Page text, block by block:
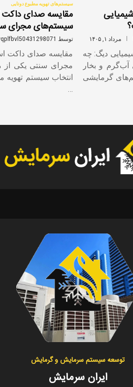
مرداد ۱, ۱۴۰۵
دیگ: چه
و بخار
گرمایشی
سیستم‌های تهویه مطبوع دوتایی
مقایسه صدای داکت
سیستم‌های مجرای
توسط
مقایسه صدای داکت
مجرای سنتی یکی از
انتخاب سیستم تهویه
…
توسعه سیستم سرمایش و گرمایش
ایران سرمایش